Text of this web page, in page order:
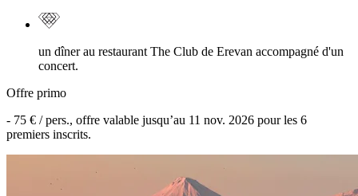
un dîner au restaurant The Club de Erevan accompagné d'un
concert.
Offre primo
- 75 € / pers., offre valable jusqu’au 11 nov. 2026 pour les 6
premiers inscrits.